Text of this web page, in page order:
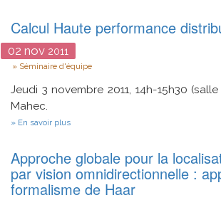
Calcul Haute performance
02 nov 2011
Type
Séminaire d'équipe
Jeudi 3 novembre 2011, 14h-15h30
Mahec.
En savoir plus
performance
distribué
Approche globale pour la
par vision omnidirectionnelle :
formalisme de Haar